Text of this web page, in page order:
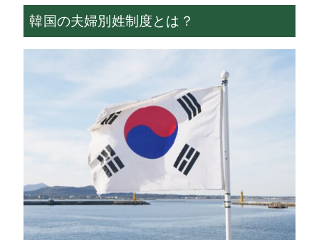
韓国の夫婦別姓制度とは？